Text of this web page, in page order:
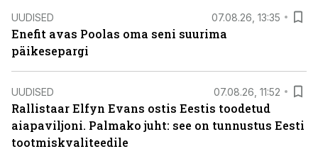
UUDISED 07.08.26, 13:35
Enefit avas Poolas oma seni suurima
päikesepargi
UUDISED 07.08.26, 11:52
Rallistaar Elfyn Evans ostis Eestis toodetud
aiapaviljoni. Palmako juht: see on tunnustus Eesti
tootmiskvaliteedile